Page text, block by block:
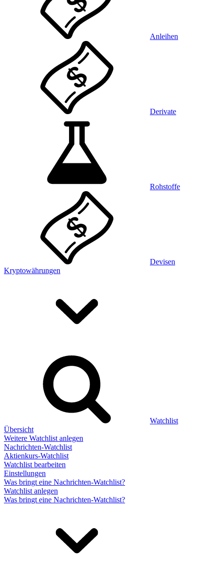
Anleihen
Derivate
Rohstoffe
Devisen
Kryptowährungen
Watchlist
Übersicht
Weitere Watchlist anlegen
Nachrichten-Watchlist
Aktienkurs-Watchlist
Watchlist bearbeiten
Einstellungen
Was bringt eine Nachrichten-Watchlist?
Watchlist anlegen
Was bringt eine Nachrichten-Watchlist?